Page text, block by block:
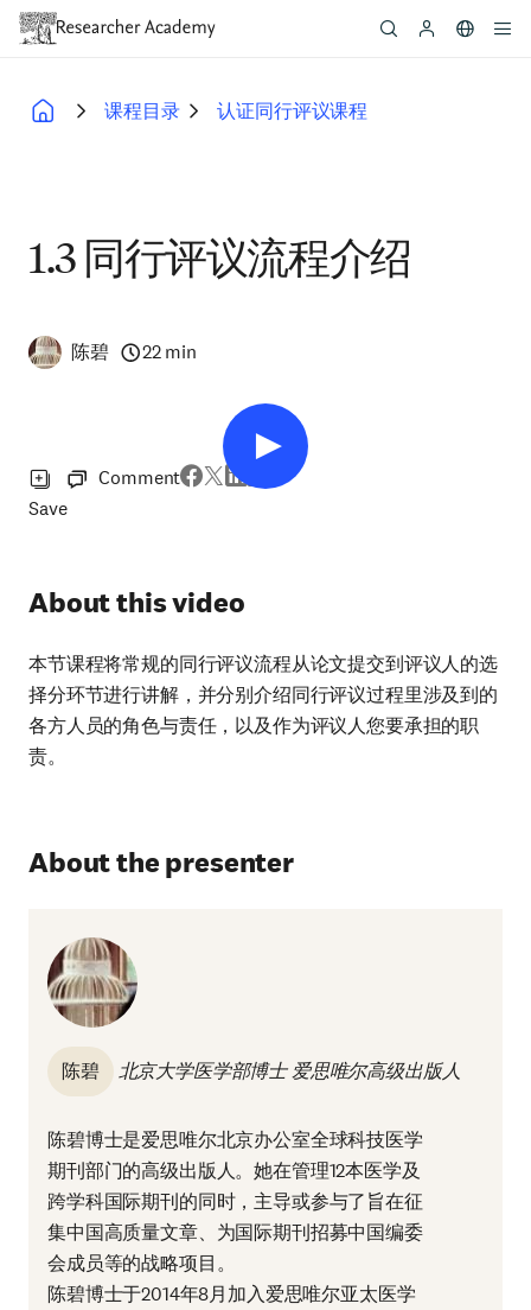
Skip
content
课程目录 认证同行评议课程
1.3 同行评议流程介绍
陈碧 22 min
Save
Comment
About this video
本节课程将常规的同行评议流程从论文提交到评议人的选
择分环节进行讲解，并分别介绍同行评议过程里涉及到的
各方人员的角色与责任，以及作为评议人您要承担的职
责。
About the presenter
陈碧 北京大学医学部博士 爱思唯尔高级出版人
陈碧博士是爱思唯尔北京办公室全球科技医学
期刊部门的高级出版人。她在管理12本医学及
跨学科国际期刊的同时，主导或参与了旨在征
集中国高质量文章、为国际期刊招募中国编委
会成员等的战略项目。
陈碧博士于2014年8月加入爱思唯尔亚太医学